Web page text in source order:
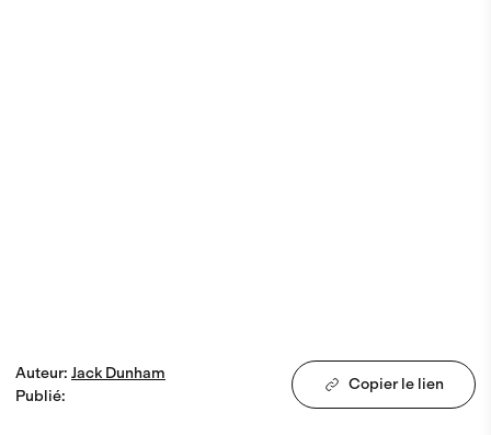
Auteur: Jack Dunham
Publié:
Copier le lien